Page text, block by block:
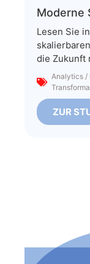
Moderne
Lesen Sie
die Zukunft
Analytics /
ZUR